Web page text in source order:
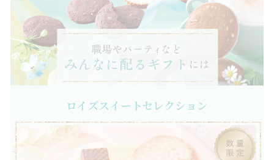
ロイズスイートセレクション